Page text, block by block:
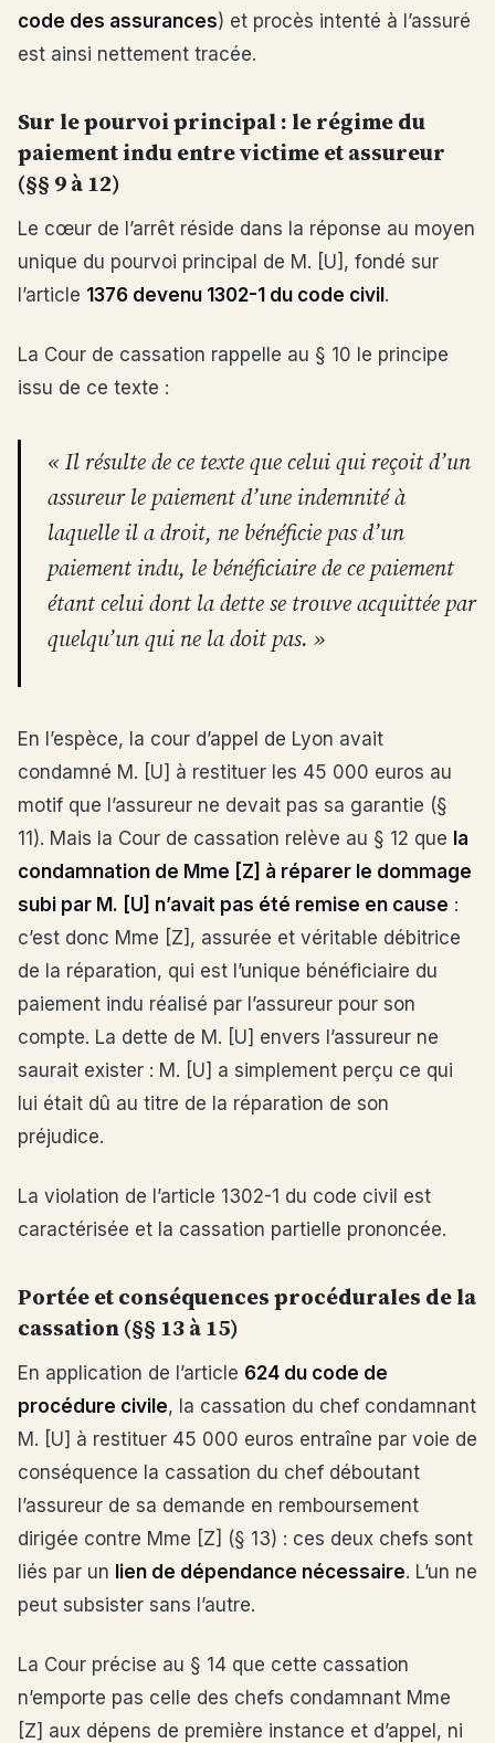
code des assurances) et procès intenté à l’assuré
est ainsi nettement tracée.
Sur le pourvoi principal : le régime du
paiement indu entre victime et assureur
(§§ 9 à 12)
Le cœur de l’arrêt réside dans la réponse au moyen
unique du pourvoi principal de M. [U], fondé sur
l’article 1376 devenu 1302-1 du code civil .
La Cour de cassation rappelle au § 10 le principe
issu de ce texte :
« Il résulte de ce texte que celui qui reçoit d’un
assureur le paiement d’une indemnité à
laquelle il a droit, ne bénéficie pas d’un
paiement indu, le bénéficiaire de ce paiement
étant celui dont la dette se trouve acquittée par
quelqu’un qui ne la doit pas. »
En l’espèce, la cour d’appel de Lyon avait
condamné M. [U] à restituer les 45 000 euros au
motif que l’assureur ne devait pas sa garantie (§
11). Mais la Cour de cassation relève au § 12 que la
condamnation de Mme [Z] à réparer le dommage
subi par M. [U] n’avait pas été remise en cause :
c’est donc Mme [Z], assurée et véritable débitrice
de la réparation, qui est l’unique bénéficiaire du
paiement indu réalisé par l’assureur pour son
compte. La dette de M. [U] envers l’assureur ne
saurait exister : M. [U] a simplement perçu ce qui
lui était dû au titre de la réparation de son
préjudice.
La violation de l’article 1302-1 du code civil est
caractérisée et la cassation partielle prononcée.
Portée et conséquences procédurales de la
cassation (§§ 13 à 15)
En application de l’article 624 du code de
procédure civile, la cassation du chef condamnant
M. [U] à restituer 45 000 euros entraîne par voie de
conséquence la cassation du chef déboutant
l’assureur de sa demande en remboursement
dirigée contre Mme [Z] (§ 13) : ces deux chefs sont
liés par un lien de dépendance nécessaire. L’un ne
peut subsister sans l’autre.
La Cour précise au § 14 que cette cassation
n’emporte pas celle des chefs condamnant Mme
[Z] aux dépens de première instance et d’appel, ni